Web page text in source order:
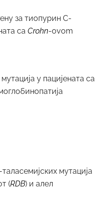
за тиопурин С-
са Crohn-ovom
у пацијената са
мутација
(RDB) и алел